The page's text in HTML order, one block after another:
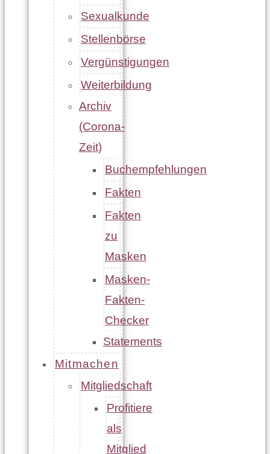
Sexualkunde
Stellenbörse
Vergünstigungen
Weiterbildung
Archiv
(Corona-
Zeit)
Buchempfehlungen
Fakten
Fakten
zu
Masken
Masken-
Fakten-
Checker
Statements
Mitmachen
Mitgliedschaft
Profitiere
als
Mitglied